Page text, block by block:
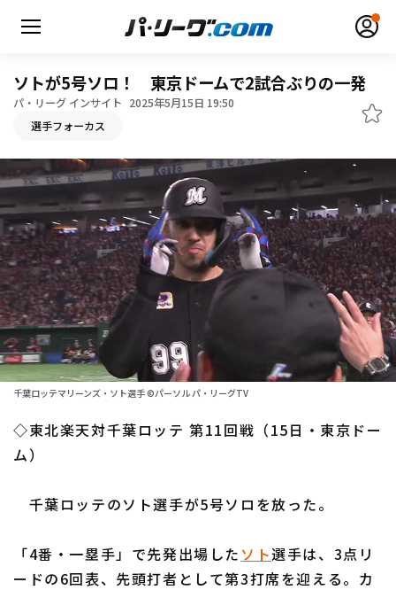
HOME
動画
日程・結果
順位表･成績
1軍公式戦
ファーム中地区
交流戦
選手名鑑
千葉ロッテマリーンズ
ニュース
設定
ソトが5号ソロ！ 東京ドームで2試合ぶりの一発
パ・リーグ インサイト 2025年5月15日 19:50
選手フォーカス
千葉ロッテマリーンズ・ソト選手 ©パーソル パ・リーグTV
◇東北楽天対千葉ロッテ 第11回戦（15日・東京ドー
ム）
千葉ロッテのソト選手が5号ソロを放った。
「4番・一塁手」で先発出場した ソト選手は、3点リ
ードの6回表、先頭打者として第3打席を迎える。カ